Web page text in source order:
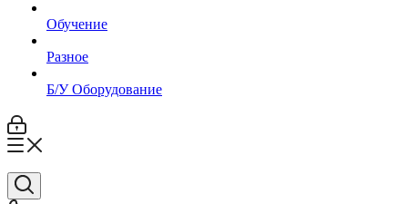
Обучение
Разное
Б/У Оборудование